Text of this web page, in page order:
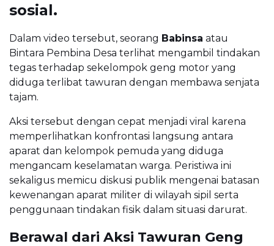
sosial.
Dalam video tersebut, seorang Babinsa atau
Bintara Pembina Desa terlihat mengambil tindakan
tegas terhadap sekelompok geng motor yang
diduga terlibat tawuran dengan membawa senjata
tajam.
Aksi tersebut dengan cepat menjadi viral karena
memperlihatkan konfrontasi langsung antara
aparat dan kelompok pemuda yang diduga
mengancam keselamatan warga. Peristiwa ini
sekaligus memicu diskusi publik mengenai batasan
kewenangan aparat militer di wilayah sipil serta
penggunaan tindakan fisik dalam situasi darurat.
Berawal dari Aksi Tawuran Geng